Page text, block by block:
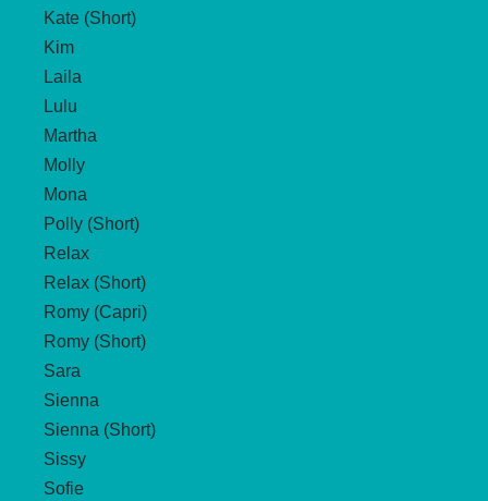
Kate (Short)
Kim
Laila
Lulu
Martha
Molly
Mona
Polly (Short)
Relax
Relax (Short)
Romy (Capri)
Romy (Short)
Sara
Sienna
Sienna (Short)
Sissy
Sofie